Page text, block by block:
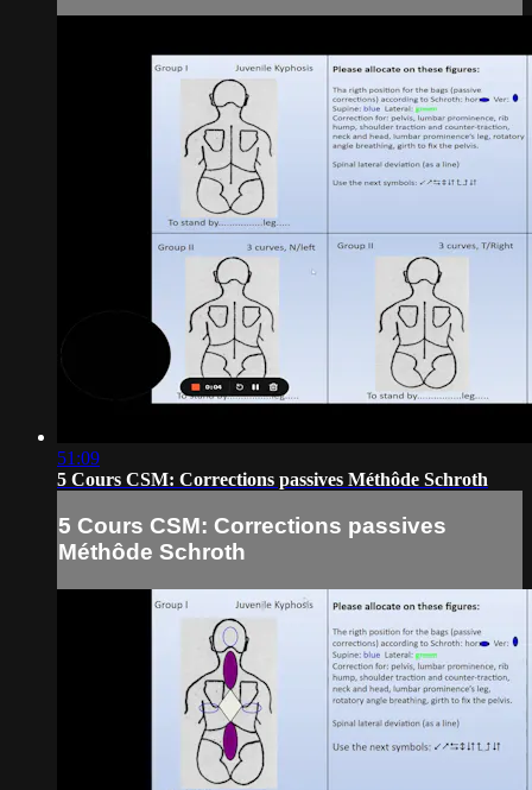
51:09
5 Cours CSM: Corrections passives Méthôde Schroth
5 Cours CSM: Corrections passives
Méthôde Schroth